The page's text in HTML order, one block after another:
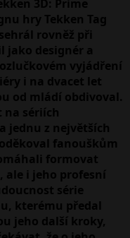
3D: Prime
hry Tekken Tag
rovněž při
jako designér a
vyjádření
i na dvacet let
od mládí obdivoval.
na sériích
jednu z největších
fanouškům
formovat
ale i jeho profesní
série
kterému předal
jeho další kroky,